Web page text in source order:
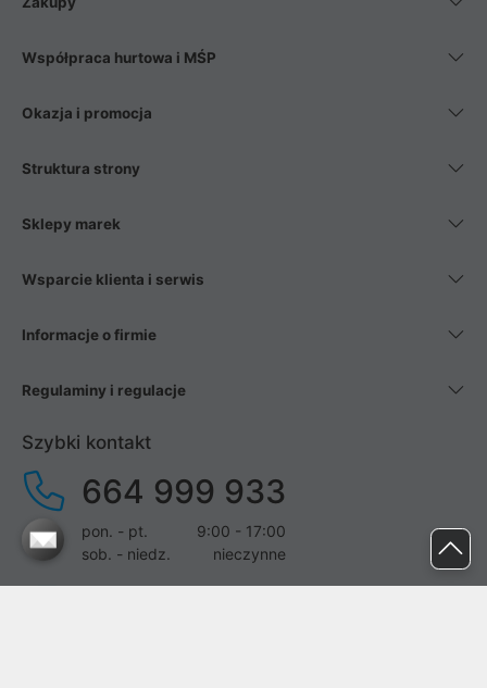
Współpraca hurtowa i MŚP
Okazja i promocja
Struktura strony
Sklepy marek
Wsparcie klienta i serwis
Informacje o firmie
Regulaminy i regulacje
Szybki kontakt
664 999 933
pon. - pt.
9:00 - 17:00
sob. - niedz.
nieczynne